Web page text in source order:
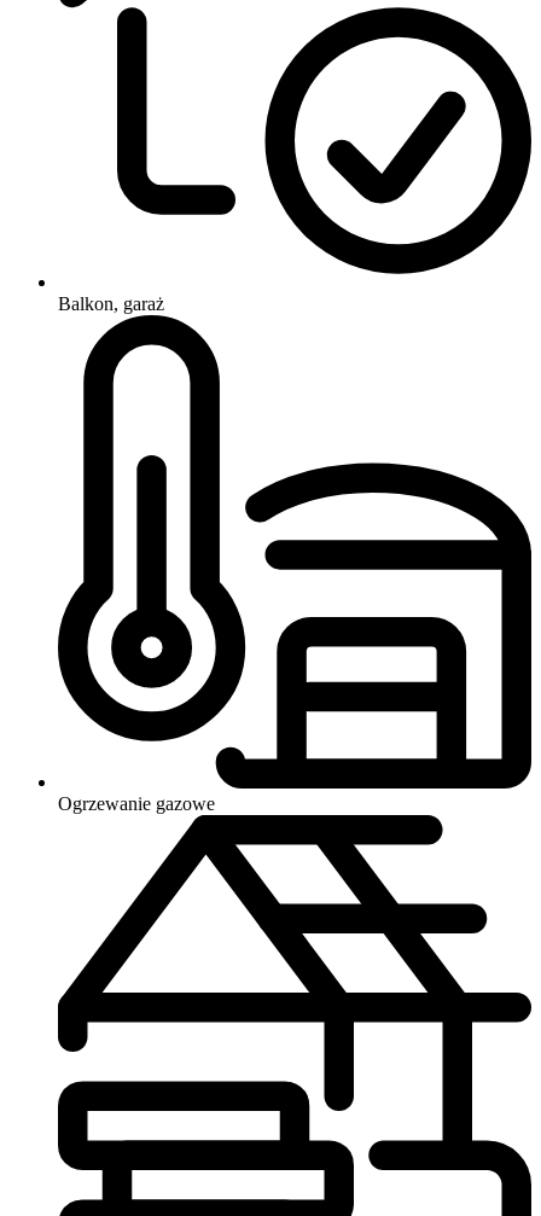
Balkon, garaż
Ogrzewanie gazowe